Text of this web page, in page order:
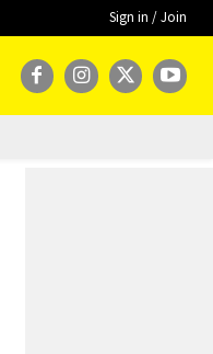
Sign in / Join